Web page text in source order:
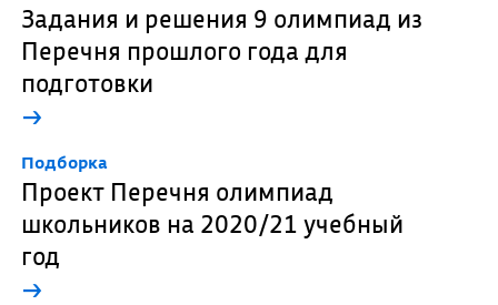
Задания и решения 9 олимпиад из
Перечня прошлого года для
подготовки
→
Подборка
Проект Перечня олимпиад
школьников на 2020/21 учебный
год
→